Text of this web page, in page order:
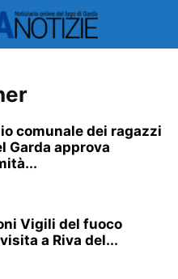
comunale dei ragazzi
Garda approva
Vigili del fuoco
a Riva del...